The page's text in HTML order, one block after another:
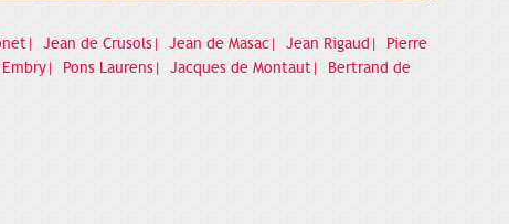
Jean de Crusols| Jean de Masac| Jean Rigaud|
Pierre
Embry| Pons Laurens| Jacques de Montaut|
Bertrand de